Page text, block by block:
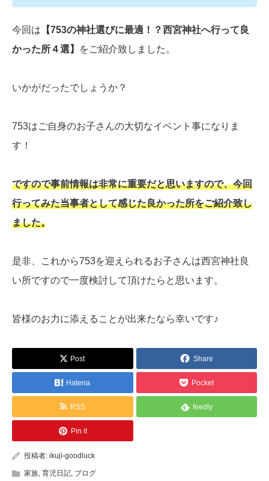
今回は 【753の神社選びに最適！？西宮神社へ行って良
かった所４選】
をご紹介致しました。
いかがだったでしょうか？
753はご自身のお子さんの大切なイベント事になりま
す！
ですので事前情報は非常に重要だと思いますので、今回
行ってみた当事者として感じた良かった所をご紹介致し
ました。
是非、これから753を迎えられるお子さんは西宮神社良
い所ですので一度検討して頂けたらと思います。
皆様のお力に添えることが出来たなら幸いです♪
Post Share
Hatena Pocket
RSS feedly
Pin it
投稿者: ikuji-goodluck
家族, 育児日記, ブログ